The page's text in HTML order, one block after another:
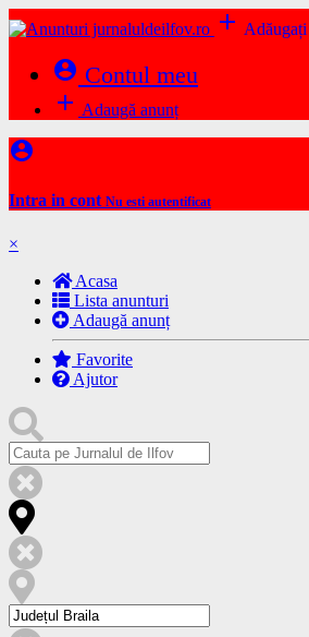
add Adăugați
account_circle Contul meu
add Adaugă anunț
account_circle
Intra in cont Nu esti autentificat
×
Acasa
Lista anunturi
Adaugă anunț
Favorite
Ajutor